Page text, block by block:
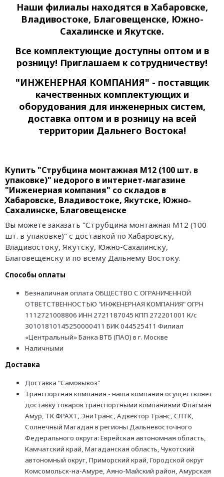
Наши филиалы находятся в Хабаровске,
Владивостоке, Благовещенске, Южно-
Сахалинске и Якутске.
Все комплектующие доступны оптом и в
розницу! Приглашаем к сотрудничеству!
"ИНЖЕНЕРНАЯ КОМПАНИЯ" - поставщик
качественных комплектующих и
оборудования для инженерных систем,
доставка оптом и в розницу на всей
территории Дальнего Востока!
Купить "Струбцина монтажная М12 (100 шт. в
упаковке)" недорого в интернет-магазине
"Инженерная компания" со складов в
Хабаровске, Владивостоке, Якутске, Южно-
Сахалинске, Благовещенске
Вы можете заказать "Струбцина монтажная М12 (100
шт. в упаковке)" с доставкой по Хабаровску,
Владивостоку, Якутску, Южно-Сахалинску,
Благовещенску и по всему Дальнему Востоку.
Способы оплаты
Безналичная оплата ОБЩЕСТВО С ОГРАНИЧЕННОЙ
ОТВЕТСТВЕННОСТЬЮ "ИНЖЕНЕРНАЯ КОМПАНИЯ" ОГРН
1112721008806 ИНН 2721187045 КПП 272201001 К/с
30101810145250000411 БИК 044525411 Филиал
«Центральный» Банка ВТБ (ПАО) в г. Москве
Наличными
Доставка
Доставка "Самовывоз"
Транспортная компания - наша компания осуществляет
доставку товаров транспортными компаниями Флагман
Амур, ТК ФРАХТ, ЭниТранс, Адвектор Транс, СЛТК,
Солнечный Магадан в регионы Дальневосточного
Федерального округа: Еврейская автономная область,
Камчатский край, Магаданская область, Чукотский
автономный округ, Приморский край, Городской округ
Комсомольск-на-Амуре, Аяно-Майский район, Амурская